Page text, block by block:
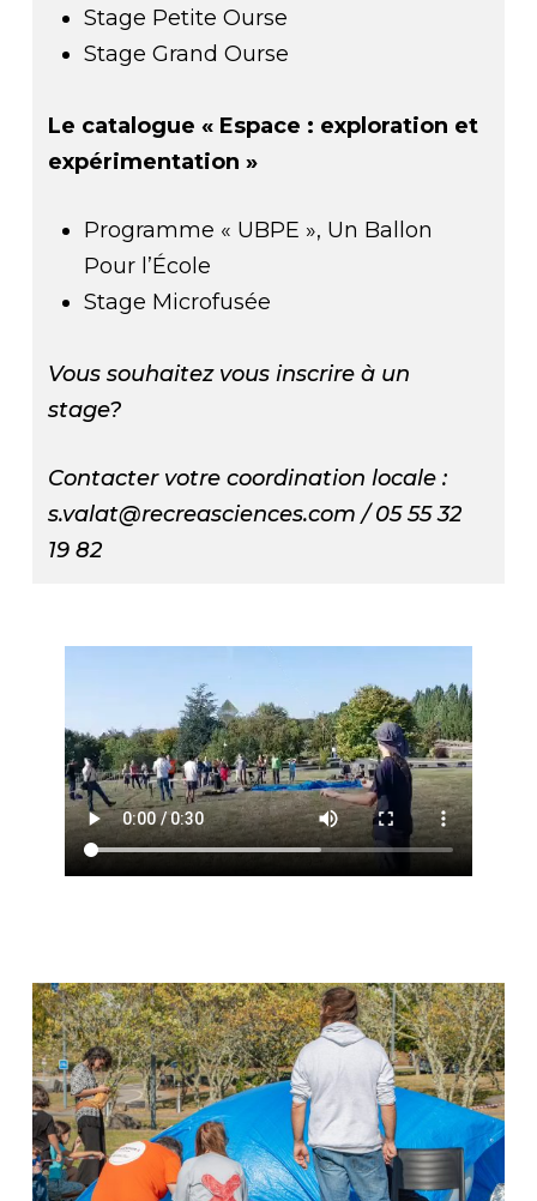
Stage Petite Ourse
Stage Grand Ourse
Le catalogue « Espace : exploration et
expérimentation »
Programme « UBPE », Un Ballon
Pour l’École
Stage Microfusée
Vous souhaitez vous inscrire à un
stage?
Contacter votre coordination locale :
s.valat@recreasciences.com / 05 55 32
19 82